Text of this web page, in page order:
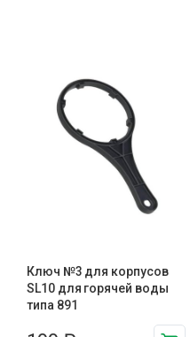
Ключ №3 для корпусов
SL10 для горячей воды
типа 891